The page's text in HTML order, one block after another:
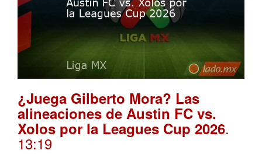
¿Juega Gilberto Mora? Las
alineaciones de Austin FC vs.
Xolos por la Leagues Cup 2026.
13:19